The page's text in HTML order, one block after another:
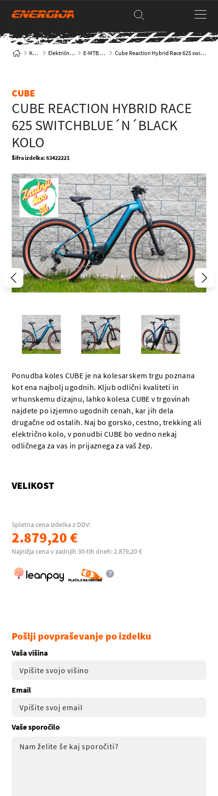
Kolesa Električna kolesa E-MTB hardtail Cube Reaction Hybrid Race 625 switchblue´n´black kolo
CUBE
CUBE REACTION HYBRID RACE
625 SWITCHBLUE´N´BLACK
KOLO
Šifra izdelka: 63422221
Ponudba koles CUBE je na kolesarskem trgu poznana
kot ena najbolj ugodnih. Kljub odlični kvaliteti in
vrhunskemu dizajnu, lahko kolesa CUBE v trgovinah
najdete po izjemno ugodnih cenah, kar jih dela
drugačne od ostalih. Naj bo gorsko, cestno, trekking ali
električno kolo, v ponudbi CUBE bo vedno nekaj
odličnega za vas in prijaznega za vaš žep.
VELIKOST
Spletna cena izdelka z DDV:
2.879,20 €
Najnižja cena v zadnjih 30-tih dneh: 2.879,20 €
Pošlji povpraševanje po izdelku
Vaša višina
Email
Vaše sporočilo